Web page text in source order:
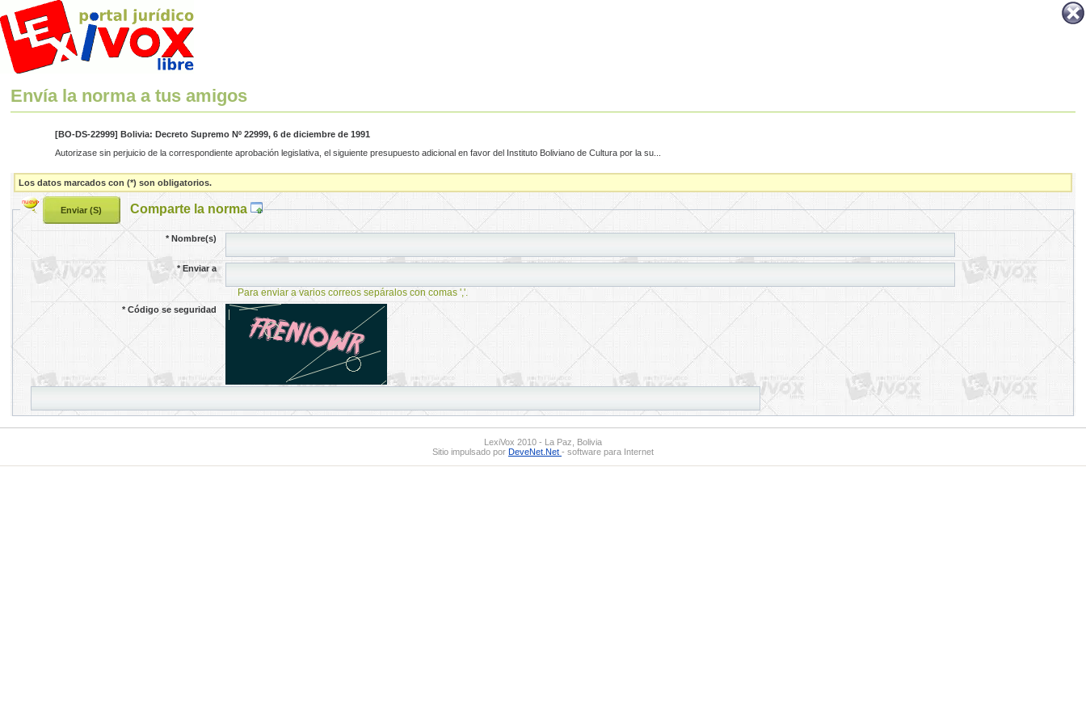
Envía la norma a tus amigos
[BO-DS-22999] Bolivia: Decreto Supremo Nº 22999, 6 de diciembre de 1991
Autorizase sin perjuicio de la correspondiente aprobación legislativa, el siguiente presupuesto adicional en favor del Instituto Boliviano de Cultura por la su...
Los datos marcados con (*) son obligatorios.
Comparte la norma
*Nombre(s)
*Enviar a
Para enviar a varios correos sepáralos con comas ','.
*Código se seguridad
LexiVox 2010 - La Paz, Bolivia
Sitio impulsado por DeveNet.Net - software para Internet